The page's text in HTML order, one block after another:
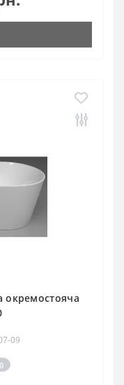
окремостояча
09
0